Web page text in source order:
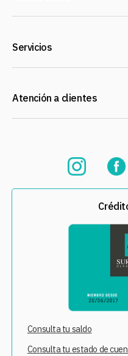
Servicios
Atención a clientes
Consulta tu saldo
Consulta tu estado de